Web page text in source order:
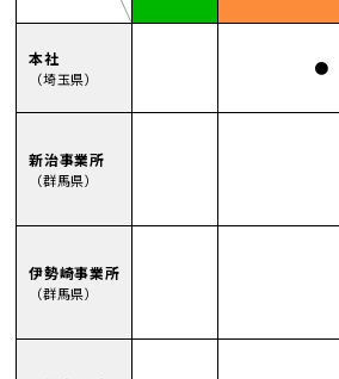
本社
（埼玉県）
●
新治事業所
（群馬県）
伊勢崎事業所
（群馬県）